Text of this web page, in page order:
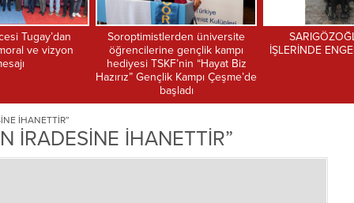
üniversite
gençlik kampı
“Hayat Biz
SARIGÖZOĞLU HAYIR
İŞLERİNDE ENGEL TANIMIYOR
ETİK BAŞKANI
TURİZMDE
İHANETTİR”
İRADESİNE İHANETTİR”